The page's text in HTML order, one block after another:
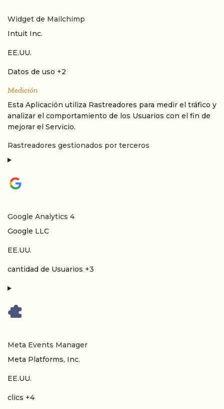
Widget de Mailchimp
Empresa:
Intuit Inc.
Lugar de tratamiento:
EE.UU.
Datos Personales tratados:
Datos de uso +2
Medición
Esta Aplicación utiliza Rastreadores para medir el tráfico y
analizar el comportamiento de los Usuarios con el fin de
mejorar el Servicio.
Rastreadores gestionados por terceros
Google Analytics 4
Empresa:
Google LLC
Lugar de tratamiento:
EE.UU.
Datos Personales tratados:
cantidad de Usuarios +3
Meta Events Manager
Empresa:
Meta Platforms, Inc.
Lugar de tratamiento:
EE.UU.
Datos Personales tratados:
clics +4